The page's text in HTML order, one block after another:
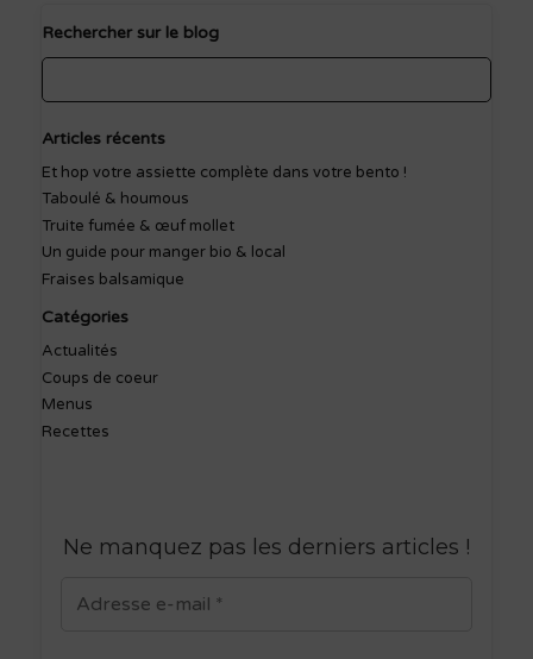
Rechercher sur le blog
Articles récents
Et hop votre assiette complète dans votre bento !
Taboulé & houmous
Truite fumée & œuf mollet
Un guide pour manger bio & local
Fraises balsamique
Catégories
Actualités
Coups de coeur
Menus
Recettes
Ne manquez pas les derniers articles !